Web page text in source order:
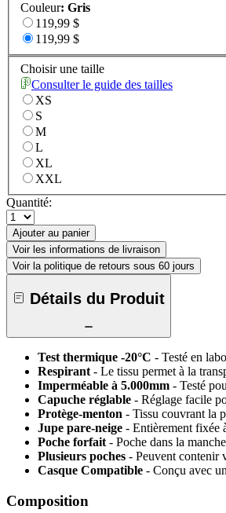
Couleur: Gris
119,99 $
119,99 $
Choisir une taille
Consulter le guide des tailles
XS
S
M
L
XL
XXL
Quantité:
Ajouter au panier
Voir les informations de livraison
Voir la politique de retours sous 60 jours
Détails du Produit
Test thermique -20°C - Testé en
Respirant - Le tissu permet à la
Imperméable à 5.000mm - Testé
Capuche réglable - Réglage facile
Protège-menton - Tissu couvrant la
Jupe pare-neige - Entièrement fixée
Poche forfait - Poche dans la
Plusieurs poches - Peuvent contenir
Casque Compatible - Conçu avec
Composition